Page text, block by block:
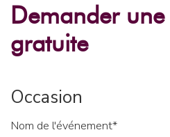
Demander
gratuite
Occasion
Nom de l'événement*